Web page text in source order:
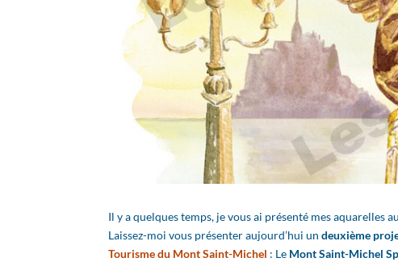
Il y a quelques temps, je vous ai présenté mes aquarelles
Laissez-moi vous présenter aujourd’hui undeuxième
Tourisme du Mont Saint-Michel : Le Mont Saint-Michel